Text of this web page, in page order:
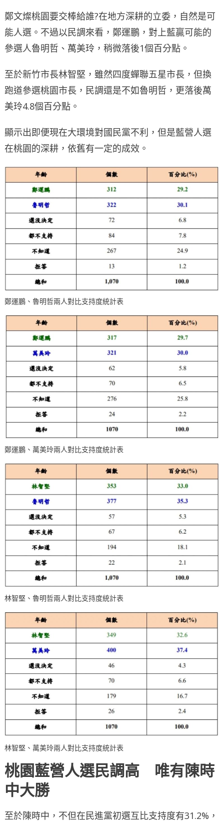
鄭文燦桃園要交棒給誰?在地方深耕的立委，自然是可
能人選。不過以民調來看，鄭運鵬，對上藍贏可能的
參選人魯明哲、萬美玲，稍微落後1個百分點。
至於新竹市長林智堅，雖然四度蟬聯五星市長，但換
跑道參選桃園市長，民調還是不如魯明哲，更落後萬
美玲4.8個百分點。
顯示出即便現在大環境對國民黨不利，但是藍營人選
在桃園的深耕，依舊有一定的成效。
鄭運鵬、魯明哲兩人對比支持度統計表
鄭運鵬、萬美玲兩人對比支持度統計表
林智堅、魯明哲兩人對比支持度統計表
林智堅、萬美玲兩人對比支持度統計表
桃園藍營人選民調高唯有陳時
中大勝
至於陳時中，不但在民進黨初選互比支持度有31.2%，